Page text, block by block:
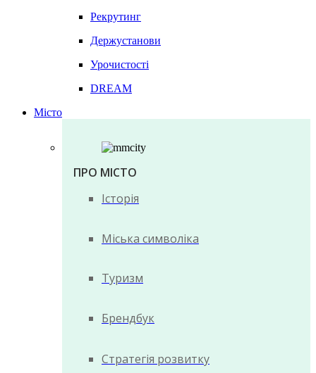
Рекрутинг
Держустанови
Урочистості
DREAM
Місто
ПРО МІСТО
Історія
Міська символіка
Туризм
Брендбук
Стратегія розвитку